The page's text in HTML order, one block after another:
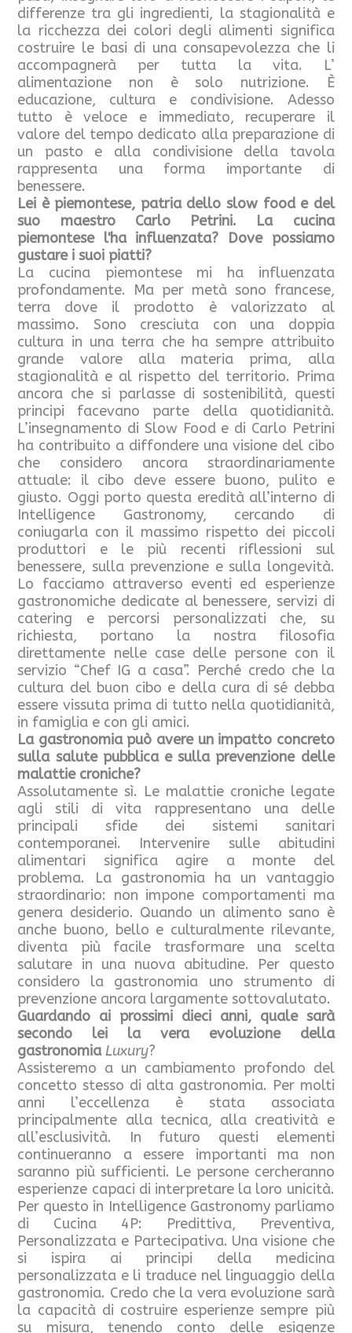
differenze tra gli ingredienti, la stagionalità e
la ricchezza dei colori degli alimenti significa
costruire le basi di una consapevolezza che li
accompagnerà per tutta la vita. L’
alimentazione non è solo nutrizione. È
educazione, cultura e condivisione. Adesso
tutto è veloce e immediato, recuperare il
valore del tempo dedicato alla preparazione di
un pasto e alla condivisione della tavola
rappresenta una forma importante di
benessere.
Lei è piemontese, patria dello slow food e del
suo maestro Carlo Petrini. La cucina
piemontese l'ha influenzata? Dove possiamo
gustare i suoi piatti?
La cucina piemontese mi ha influenzata
profondamente. Ma per metà sono francese,
terra dove il prodotto è valorizzato al
massimo. Sono cresciuta con una doppia
cultura in una terra che ha sempre attribuito
grande valore alla materia prima, alla
stagionalità e al rispetto del territorio. Prima
ancora che si parlasse di sostenibilità, questi
principi facevano parte della quotidianità.
L’insegnamento di Slow Food e di Carlo Petrini
ha contribuito a diffondere una visione del cibo
che considero ancora straordinariamente
attuale: il cibo deve essere buono, pulito e
giusto. Oggi porto questa eredità all’interno di
Intelligence Gastronomy, cercando di
coniugarla con il massimo rispetto dei piccoli
produttori e le più recenti riflessioni sul
benessere, sulla prevenzione e sulla longevità.
Lo facciamo attraverso eventi ed esperienze
gastronomiche dedicate al benessere, servizi di
catering e percorsi personalizzati che, su
richiesta, portano la nostra filosofia
direttamente nelle case delle persone con il
servizio “Chef IG a casa”. Perché credo che la
cultura del buon cibo e della cura di sé debba
essere vissuta prima di tutto nella quotidianità,
in famiglia e con gli amici.
La gastronomia può avere un impatto concreto
sulla salute pubblica e sulla prevenzione delle
malattie croniche?
Assolutamente sì. Le malattie croniche legate
agli stili di vita rappresentano una delle
principali sfide dei sistemi sanitari
contemporanei. Intervenire sulle abitudini
alimentari significa agire a monte del
problema. La gastronomia ha un vantaggio
straordinario: non impone comportamenti ma
genera desiderio. Quando un alimento sano è
anche buono, bello e culturalmente rilevante,
diventa più facile trasformare una scelta
salutare in una nuova abitudine. Per questo
considero la gastronomia uno strumento di
prevenzione ancora largamente sottovalutato.
Guardando ai prossimi dieci anni, quale sarà
secondo lei la vera evoluzione della
gastronomia Luxury?
Assisteremo a un cambiamento profondo del
concetto stesso di alta gastronomia. Per molti
anni l’eccellenza è stata associata
principalmente alla tecnica, alla creatività e
all’esclusività. In futuro questi elementi
continueranno a essere importanti ma non
saranno più sufficienti. Le persone cercheranno
esperienze capaci di interpretare la loro unicità.
Per questo in Intelligence Gastronomy parliamo
di Cucina 4P: Predittiva, Preventiva,
Personalizzata e Partecipativa. Una visione che
si ispira ai principi della medicina
personalizzata e li traduce nel linguaggio della
gastronomia. Credo che la vera evoluzione sarà
la capacità di costruire esperienze sempre più
su misura, tenendo conto delle esigenze